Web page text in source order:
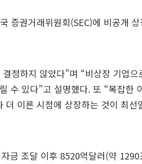
증권거래위원회(SEC)에 비공개
정하지 않았다”며 “비상장 기업으
수 있다”고 설명했다. 또 “복잡한
이른 시점에 상장하는 것이 최선
금 조달 이후 8520억달러(약